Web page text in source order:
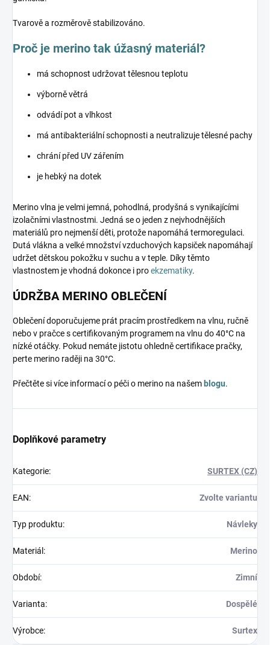
Tvarově a rozměrově stabilizováno.
Proč je merino tak úžasný materiál?
má schopnost udržovat tělesnou teplotu
výborně větrá
odvádí pot a vlhkost
má antibakteriální schopnosti a neutralizuje tělesné pachy
chrání před UV zářením
je hebký na dotek
Merino vlna je velmi jemná, pohodlná, prodyšná s vynikajícími
izolačními vlastnostmi. Jedná se o jeden z nejvhodnějších
materiálů pro nejmenší děti, protože napomáhá termoregulaci.
Dutá vlákna a velké množství vzduchových kapsiček napomáhají
udržet dětskou pokožku v suchu a v teple. Díky těmto
vlastnostem je vhodná dokonce i proekzematiky.
ÚDRŽBA MERINO OBLEČENÍ
Oblečení doporučujeme prát pracím prostředkem na vlnu, ručně
nebo v pračce s certifikovaným programem na vlnu do 40°C na
nízké otáčky. Pokud nemáte jistotu ohledně certifikace pračky,
perte merino raději na 30°C.
Přečtěte si více informací o péči o merino na našem blogu.
Doplňkové parametry
Kategorie: SURTEX (CZ)
EAN: Zvolte variantu
Typ produktu: Návleky
Materiál : Merino
Období: Zimní
Varianta: Dospělé
Výrobce: Surtex